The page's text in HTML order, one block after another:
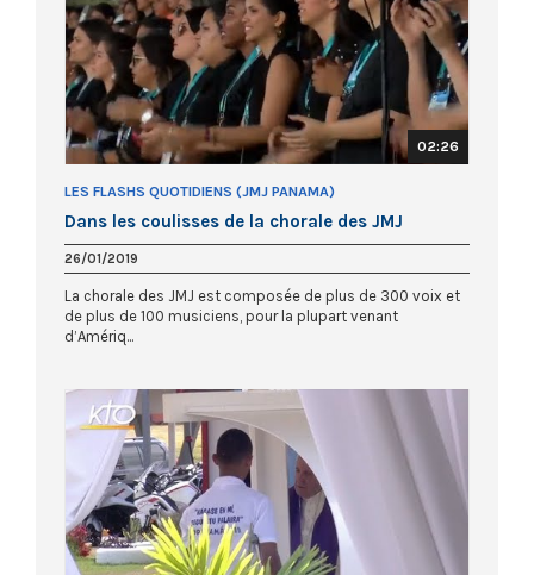
02:26
LES FLASHS QUOTIDIENS (JMJ PANAMA)
Dans les coulisses de la chorale des JMJ
26/01/2019
La chorale des JMJ est composée de plus de 300 voix et
de plus de 100 musiciens, pour la plupart venant
d’Amériq...